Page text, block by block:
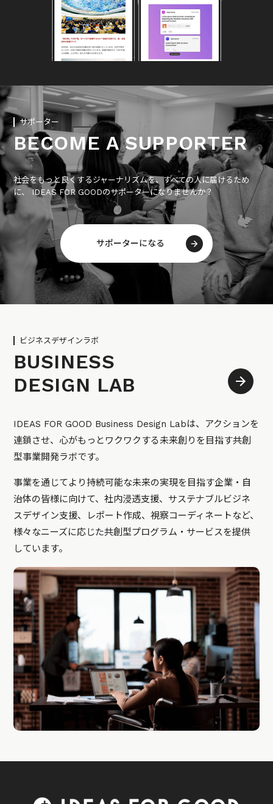
サポーター
BECOME A SUPPORTER
社会をもっと良くするジャーナリズムを、すべての人に届けるため
に、 IDEAS FOR GOODのサポーターになりませんか？
サポーターになる
ビジネスデザインラボ
BUSINESS
DESIGN LAB
IDEAS FOR GOOD Business Design Labは、アクションを
連鎖させ、心がもっとワクワクする未来創りを目指す共創
型事業開発ラボです。
事業を通じてより持続可能な未来の実現を目指す企業・自
治体の皆様に向けて、社内浸透支援、サステナブルビジネ
スデザイン支援、レポート作成、視察コーディネートなど、
様々なニーズに応じた共創型プログラム・サービスを提供
しています。